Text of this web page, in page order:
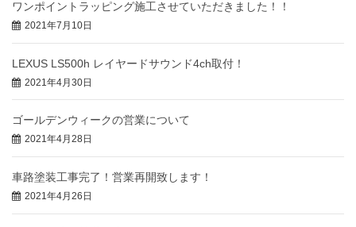
ワンポイントラッピング施工させていただきました！！
2021年7月10日
LEXUS LS500h レイヤードサウンド4ch取付！
2021年4月30日
ゴールデンウィークの営業について
2021年4月28日
車路塗装工事完了！営業再開致します！
2021年4月26日